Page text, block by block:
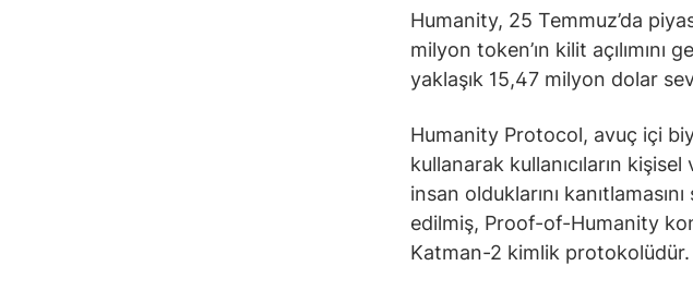
Humanity, 25 Temmuz’da
milyon token’ın kilit açılımını
yaklaşık 15,47 milyon dolar
Humanity Protocol, avuç içi
kullanarak kullanıcıların
insan olduklarını
edilmiş, Proof-of-Humanity
Katman-2 kimlik protokolüdür.